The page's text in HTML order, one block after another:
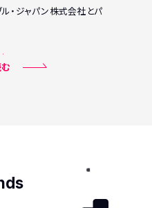
・ジャパン株式会社とパ